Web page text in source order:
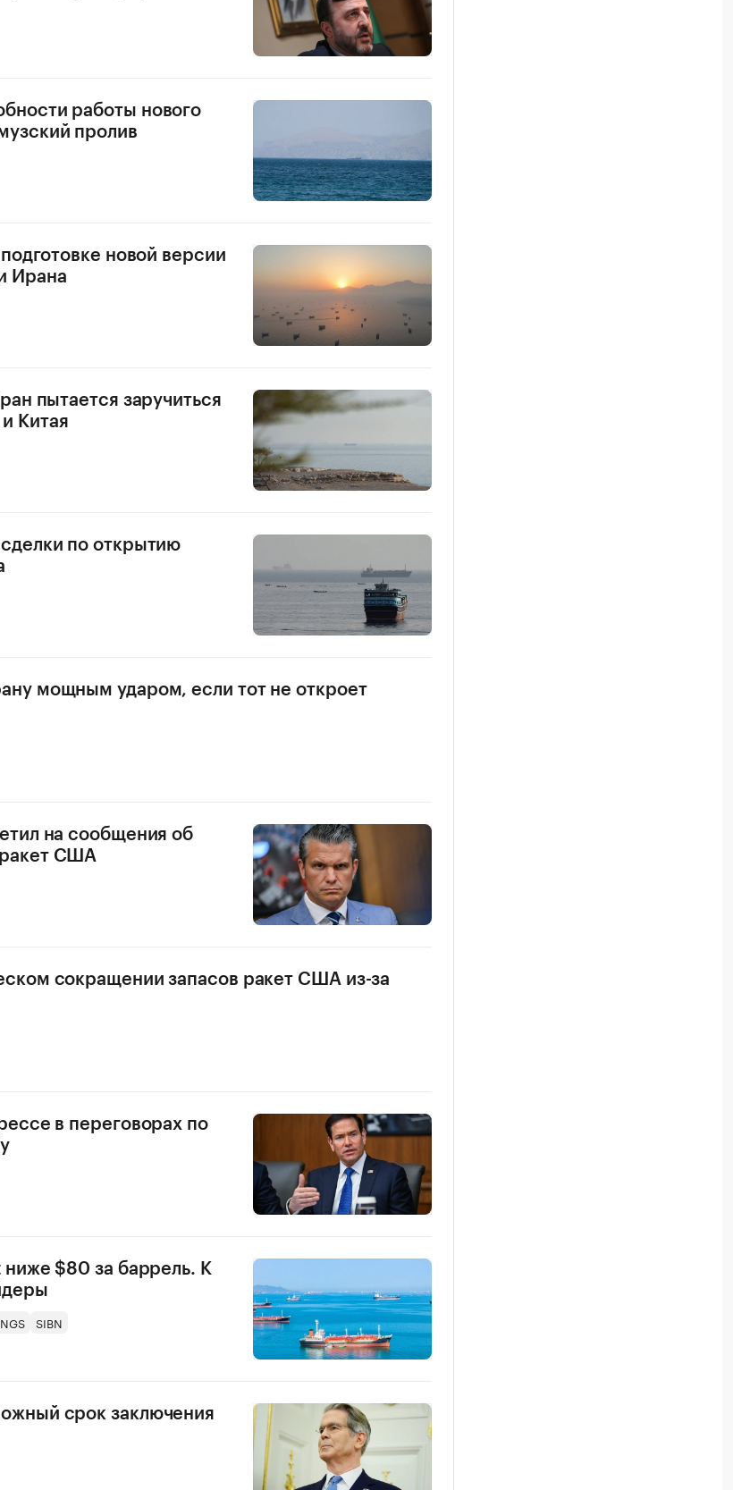
работы нового
пролив
новой версии
Ирана
пытается заручиться
Китая
по открытию
мощным ударом, если тот не откроет
на сообщения об
ракет США
сокращении запасов ракет США из-за
в переговорах по
$80 за баррель. К
SIBN
срок заключения